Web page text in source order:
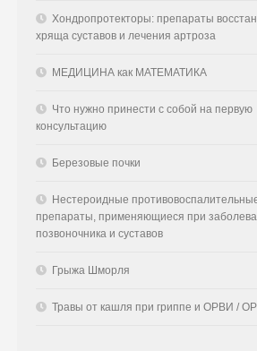
Хондропротекторы: препараты
хряща суставов и лечения артроза
МЕДИЦИНА как МАТЕМАТИКА
Что нужно принести с собой на первую
консультацию
Березовые почки
Нестероидные
препараты, применяющиеся при
позвоночника и суставов
Грыжа Шморля
Травы от кашля при гриппе и ОРВИ /